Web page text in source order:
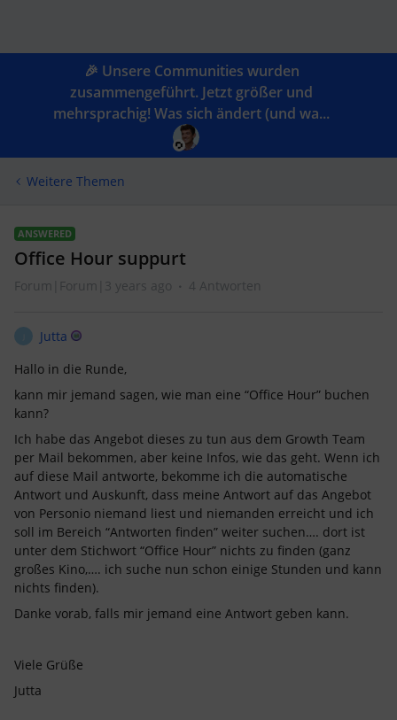
🎉 Unsere Communities wurden
zusammengeführt. Jetzt größer und
mehrsprachig! Was sich ändert (und wa...
Weitere Themen
ANSWERED
Office Hour suppurt
Forum|Forum|3 years ago 4 Antworten
Jutta
Hallo in die Runde,
kann mir jemand sagen, wie man eine “Office Hour” buchen
kann?
Ich habe das Angebot dieses zu tun aus dem Growth Team
per Mail bekommen, aber keine Infos, wie das geht. Wenn ich
auf diese Mail antworte, bekomme ich die automatische
Antwort und Auskunft, dass meine Antwort auf das Angebot
von Personio niemand liest und niemanden erreicht und ich
soll im Bereich “Antworten finden” weiter suchen…. dort ist
unter dem Stichwort “Office Hour” nichts zu finden (ganz
großes Kino,…. ich suche nun schon einige Stunden und kann
nichts finden).
Danke vorab, falls mir jemand eine Antwort geben kann.
Viele Grüße
Jutta